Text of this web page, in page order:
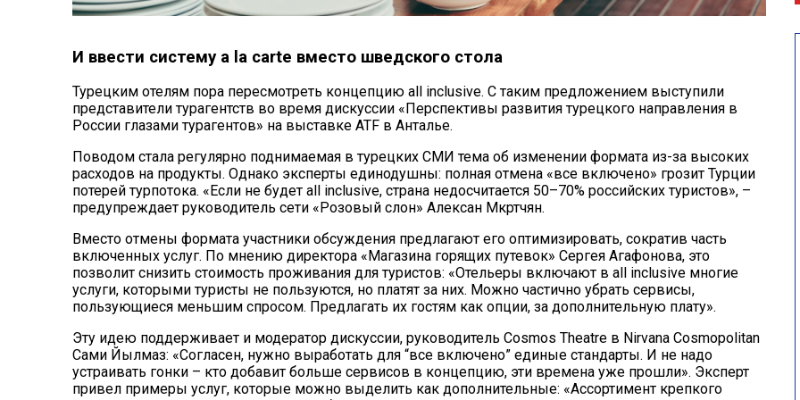
И ввести систему a la carte вместо шведского стола
Турецким отелям пора пересмотреть концепцию all inclusive. С таким предложением выступили
представители турагентств во время дискуссии«Перспективы развития турецкого направления в
России глазами турагентов» на выставке ATF в Анталье.
Поводом стала регулярно поднимаемая в турецких СМИ тема об изменении формата из-за высоких
расходов на продукты. Однако эксперты единодушны: полная отмена «все включено» грозит Турции
потерей турпотока. «Если не будет all inclusive, страна недосчитается 50–70% российских туристов», –
предупреждает руководитель сети «Розовый слон» Алексан Мкртчян.
Вместо отмены формата участники обсуждения предлагают его оптимизировать, сократив часть
включенных услуг. По мнению директора «Магазина горящих путевок» Сергея Агафонова, это
позволит снизить стоимость проживания для туристов: «Отельеры включают в all inclusive многие
услуги, которыми туристы не пользуются, но платят за них. Можно частично убрать сервисы,
пользующиеся меньшим спросом. Предлагать их гостям как опции, за дополнительную плату».
Эту идею поддерживает и модератор дискуссии, руководитель Cosmos Theatre в Nirvana Cosmopolitan
Сами Йылмаз: «Согласен, нужно выработать для “все включено” единые стандарты. И не надо
устраивать гонки – кто добавит больше сервисов в концепцию, эти времена уже прошли». Эксперт
привел примеры услуг, которые можно выделить как дополнительные: «Ассортимент крепкого